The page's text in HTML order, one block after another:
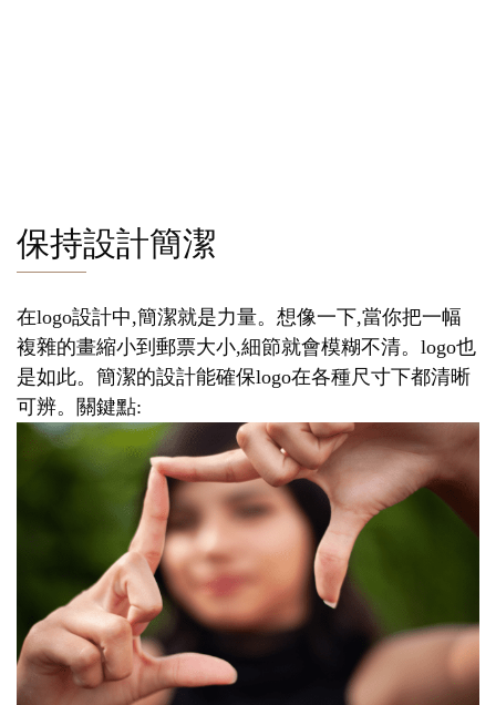
保持設計簡潔
在logo設計中,簡潔就是力量。想像一下,當你把一幅
複雜的畫縮小到郵票大小,細節就會模糊不清。logo也
是如此。簡潔的設計能確保logo在各種尺寸下都清晰
可辨。關鍵點: